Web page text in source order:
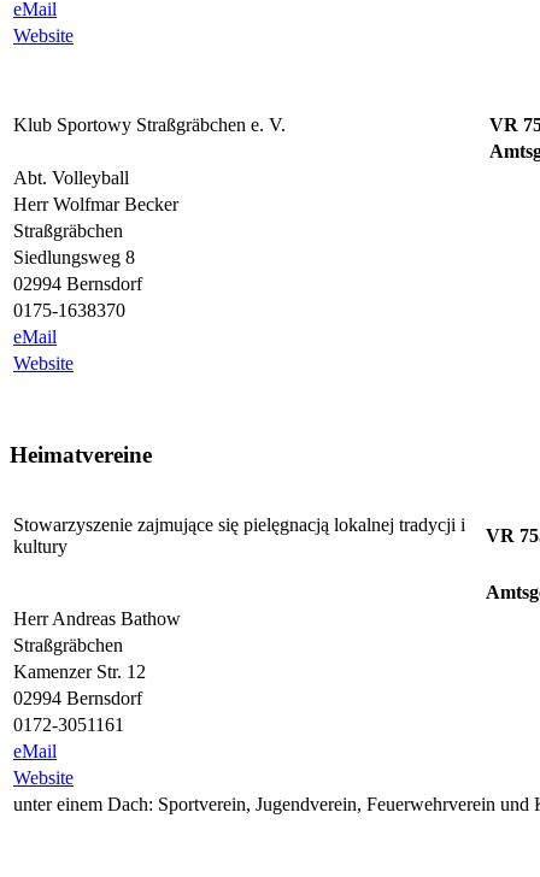
eMail
Website
Klub Sportowy Straßgräbchen e. V.
VR
Abt. Volleyball
Herr Wolfmar Becker
Straßgräbchen
Siedlungsweg 8
02994 Bernsdorf
0175-1638370
eMail
Website
Heimatvereine
Stowarzyszenie zajmujące się pielęgnacją lokalnej tradycji i
kultury
VR
Herr Andreas Bathow
Straßgräbchen
Kamenzer Str. 12
02994 Bernsdorf
0172-3051161
eMail
Website
unter einem Dach: Sportverein, Jugendverein, Feuerwehrverein und